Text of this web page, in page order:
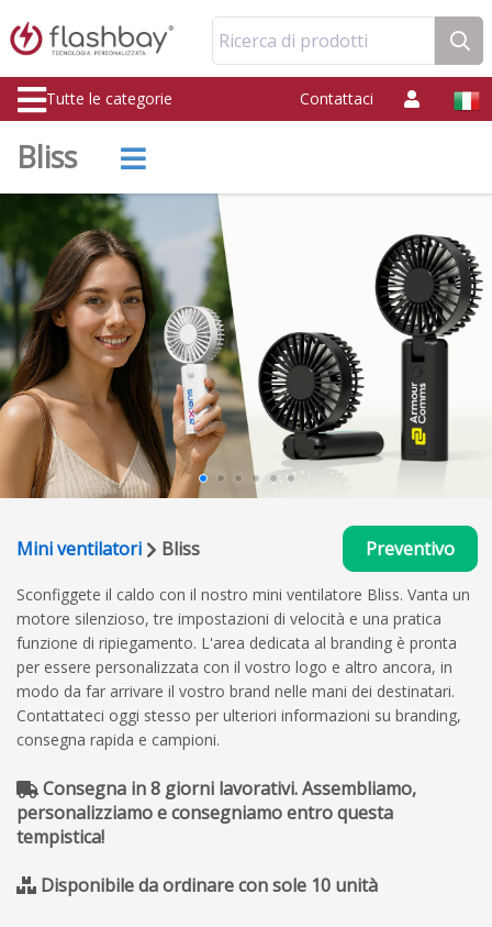
Ricerca di prodotti
Tutte le categorie Contattaci
Bliss
Mini ventilatori Bliss Preventivo
Sconfiggete il caldo con il nostro mini ventilatore Bliss. Vanta un
motore silenzioso, tre impostazioni di velocità e una pratica
funzione di ripiegamento. L'area dedicata al branding è pronta
per essere personalizzata con il vostro logo e altro ancora, in
modo da far arrivare il vostro brand nelle mani dei destinatari.
Contattateci oggi stesso per ulteriori informazioni su branding,
consegna rapida e campioni.
Consegna in 8 giorni lavorativi. Assembliamo,
personalizziamo e consegniamo entro questa
tempistica!
Disponibile da ordinare con sole 10 unità